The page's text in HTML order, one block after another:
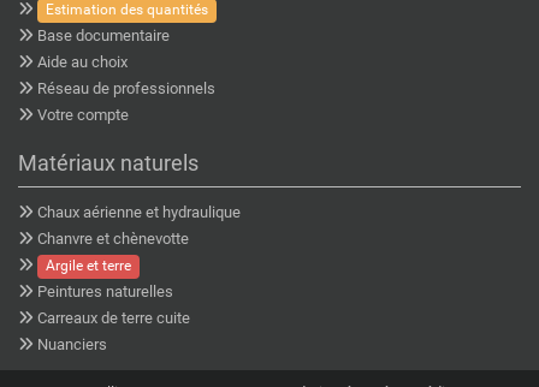
Estimation des quantités
Base documentaire
Aide au choix
Réseau de professionnels
Votre compte
Matériaux naturels
Chaux aérienne et hydraulique
Chanvre et chènevotte
Argile et terre
Peintures naturelles
Carreaux de terre cuite
Nuanciers